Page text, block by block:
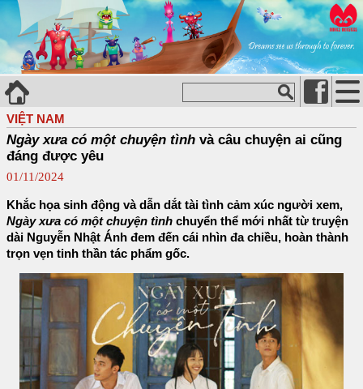
VIỆT NAM
Ngày xưa có một chuyện tình và câu chuyện ai cũng
đáng được yêu
01/11/2024
Khắc họa sinh động và dẫn dắt tài tình cảm xúc người xem,
Ngày xưa có một chuyện tình chuyển thể mới nhất từ truyện
dài Nguyễn Nhật Ánh đem đến cái nhìn đa chiều, hoàn thành
trọn vẹn tinh thần tác phẩm gốc.